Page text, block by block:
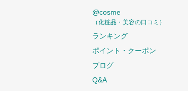
@cosme
（化粧品・美容の口コミ）
ランキング
ポイント・クーポン
ブログ
Q&A